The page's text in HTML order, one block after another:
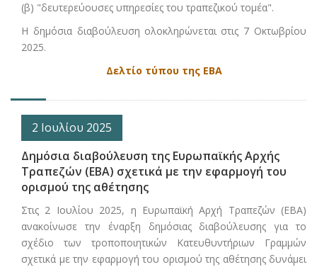
(β) "δευτερεύουσες υπηρεσίες του τραπεζικού τομέα".
Η δημόσια διαβούλευση ολοκληρώνεται στις 7 Οκτωβρίου
2025.
Δελτίο τύπου της ΕΒΑ
2 Ιουλίου 2025
Δημόσια διαβούλευση της Ευρωπαϊκής Αρχής
Τραπεζών (ΕΒΑ) σχετικά με την εφαρμογή του
ορισμού της αθέτησης
Στις 2 Ιουλίου 2025, η Ευρωπαϊκή Αρχή Τραπεζών (ΕΒΑ)
ανακοίνωσε την έναρξη δημόσιας διαβούλευσης για το
σχέδιο των τροποποιητικών Κατευθυντήριων Γραμμών
σχετικά με την εφαρμογή του ορισμού της αθέτησης δυνάμει